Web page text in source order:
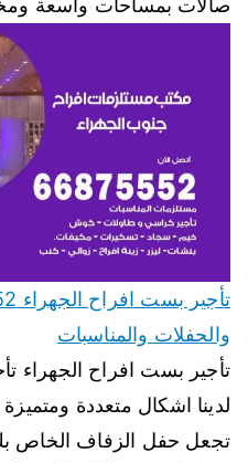
صالات بمساحات واسعة
والحفلات والمناسبات
تأجير بست افراح الجهراء
لدينا اشكال متعددة
تجعل حفل الزفاف الخاص